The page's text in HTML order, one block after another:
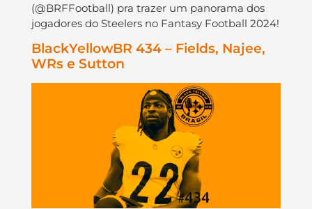
(@BRFFootball) pra trazer um panorama dos
jogadores do Steelers no Fantasy Football 2024!
BlackYellowBR 434 – Fields, Najee,
WRs e Sutton